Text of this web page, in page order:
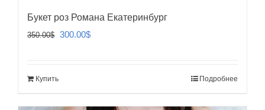
Букет роз Романа Екатеринбург
350.00$
Первоначальная
300.00$Текущая
Купить Подробнее